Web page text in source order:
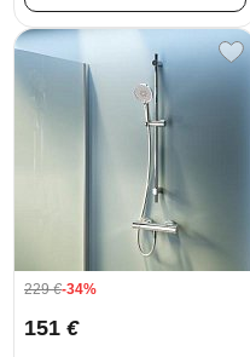
229€-34%
151 €